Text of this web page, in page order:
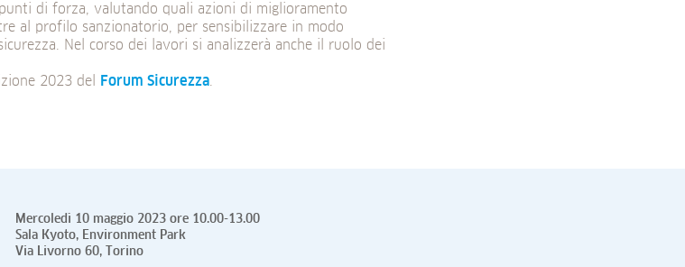
di forza, valutando quali azioni di miglioramento
al profilo sanzionatorio, per sensibilizzare in modo
Nel corso dei lavori si analizzerà anche il ruolo dei
2023 del
Forum Sicurezza
Mercoledì 10 maggio 2023 ore 10.00-13.00
Sala Kyoto, Environment Park
Via Livorno 60, Torino